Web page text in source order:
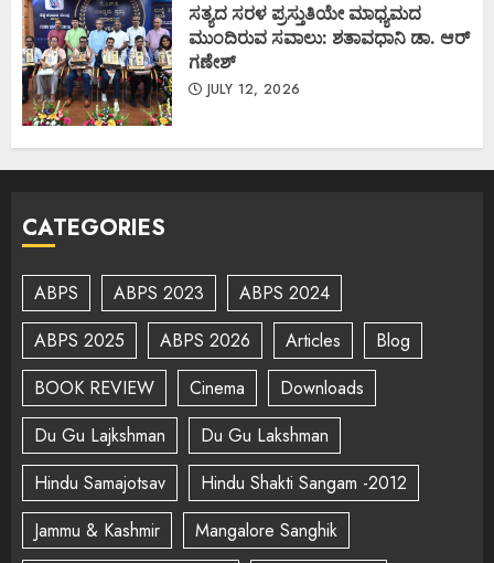
ಸತ್ಯದ ಸರಳ ಪ್ರಸ್ತುತಿಯೇ ಮಾಧ್ಯಮದ
ಮುಂದಿರುವ ಸವಾಲು: ಶತಾವಧಾನಿ ಡಾ. ಆರ್
ಗಣೇಶ್
JULY 12, 2026
CATEGORIES
ABPS ABPS 2023
ABPS 2024
ABPS 2025
ABPS 2026 Articles
Blog
BOOK REVIEW
Cinema
Downloads
Du Gu Lajkshman
Du Gu Lakshman
Hindu Samajotsav
Hindu Shakti Sangam -2012
Jammu & Kashmir
Mangalore Sanghik